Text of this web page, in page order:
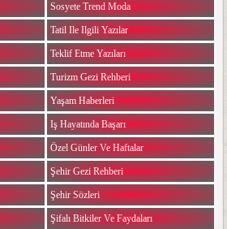
Sosyete Trend Moda
Tatil Ile Ilgili Yazılar
Teklif Etme Yazıları
Turizm Gezi Rehberi
Yaşam Haberleri
Iş Hayatında Başarı
Özel Günler Ve Haftalar
Şehir Gezi Rehberi
Şehir Sözleri
Şifalı Bitkiler Ve Faydaları